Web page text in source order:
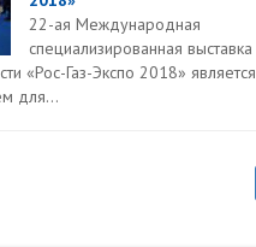
22-ая Международная
специализированная выставка
«Рос-Газ-Экспо 2018» является
для...